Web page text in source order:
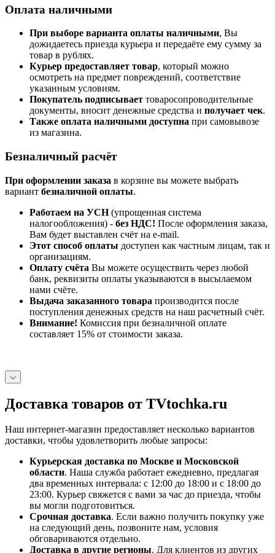
Оплата наличными
При выборе варианта оплаты наличными, Вы
дожидаетесь приезда курьера и передаёте ему сумму за
товар в рублях.
Курьер предоставляет товар, который можно
осмотреть на предмет повреждений, соответствие
указанным условиям.
Покупатель подписывает товаросопроводительные
документы, вносит денежные средства и получает чек.
Также оплата наличными доступна при самовывозе
из магазина.
Безналичный расчёт
При оформлении заказа в корзине вы можете выбрать
вариант безналичной оплаты.
Работаем на УСН(упрощенная система
налогообложения) - без НДС! После оформления заказа,
Вам будет выставлен счёт на e-mail.
Этот способ оплаты доступен как частным лицам, так и
организациям.
Оплату счёта Вы можете осуществить через любой
банк, реквизиты оплаты указываются в высылаемом
нами счёте.
Выдача заказанного товара производится после
поступления денежных средств на наш расчетный счёт.
Внимание! Комиссия при безналичной оплате
составляет 15% от стоимости заказа.
Доставка товаров от TVtochka.ru
Наш интернет-магазин предоставляет несколько вариантов
доставки, чтобы удовлетворить любые запросы:
Курьерская доставка по Москве и Московской
области. Наша служба работает ежедневно, предлагая
два временных интервала: с 12:00 до 18:00 и с 18:00 до
23:00. Курьер свяжется с вами за час до приезда, чтобы
вы могли подготовиться.
Срочная доставка. Если важно получить покупку уже
на следующий день, позвоните нам, условия
обговариваются отдельно.
Доставка в другие регионы. Для клиентов из других